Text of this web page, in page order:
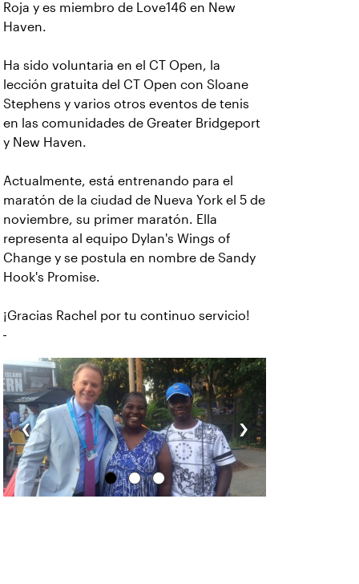
Roja y es miembro de Love146 en New
Haven.
Ha sido voluntaria en el CT Open, la
lección gratuita del CT Open con Sloane
Stephens y varios otros eventos de tenis
en las comunidades de Greater Bridgeport
y New Haven.
Actualmente, está entrenando para el
maratón de la ciudad de Nueva York el 5 de
noviembre, su primer maratón. Ella
representa al equipo Dylan's Wings of
Change y se postula en nombre de Sandy
Hook's Promise.
¡Gracias Rachel por tu continuo servicio!
‹ ›